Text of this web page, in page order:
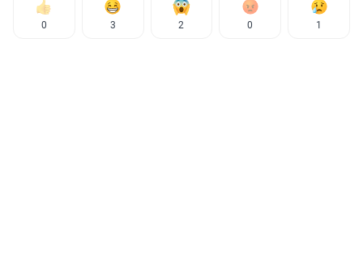
0 3 2 0 1